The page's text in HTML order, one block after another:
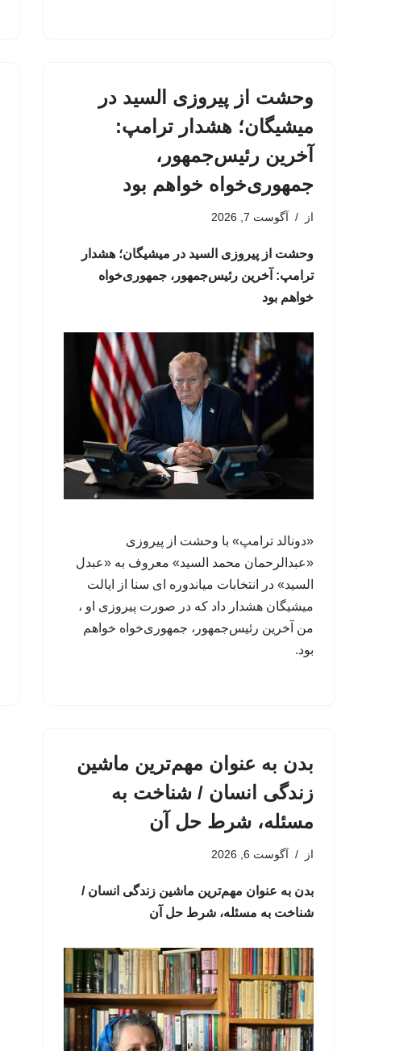
وحشت از پیروزی السید در
میشیگان؛ هشدار ترامپ:
آخرین رئیس‌جمهور،
جمهوری‌خواه خواهم بود
از آگوست 7, 2026
وحشت از پیروزی السید در میشیگان؛ هشدار
ترامپ: آخرین رئیس‌جمهور، جمهوری‌خواه
خواهم بود
«دونالد ترامپ» با وحشت از پیروزی
«عبدالرحمان محمد السید» معروف به «عبدل
السید» در انتخابات میاندوره ای سنا از ایالت
میشیگان هشدار داد که در صورت پیروزی او ،
من آخرین رئیس‌جمهور، جمهوری‌‍‌خواه خواهم
بود.
بدن به عنوان مهم‌ترین ماشین
زندگی انسان / شناخت به
مسئله، شرط حل آن
از آگوست 6, 2026
بدن به عنوان مهم‌ترین ماشین زندگی انسان /
شناخت به مسئله، شرط حل آن